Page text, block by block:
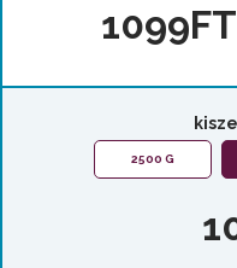
1099FT
2500 G